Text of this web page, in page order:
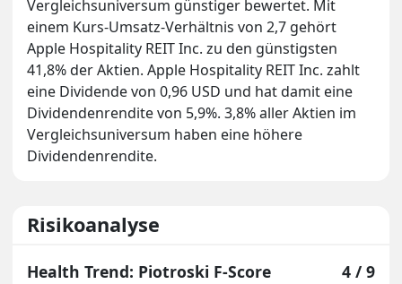
Vergleichsuniversum günstiger bewertet. Mit
einem Kurs-Umsatz-Verhältnis von 2,7 gehört
Apple Hospitality REIT Inc. zu den günstigsten
41,8% der Aktien. Apple Hospitality REIT Inc. zahlt
eine Dividende von 0,96 USD und hat damit eine
Dividendenrendite von 5,9%. 3,8% aller Aktien im
Vergleichsuniversum haben eine höhere
Dividendenrendite.
Risikoanalyse
Health Trend: Piotroski F-Score 4 / 9